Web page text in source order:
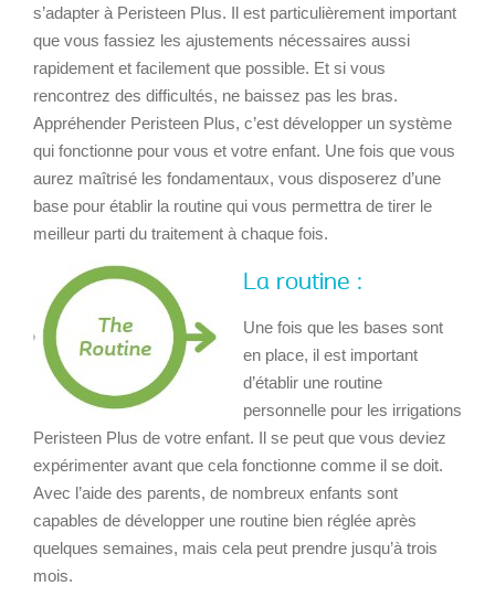
s’adapter à Peristeen Plus. Il est particulièrement important
que vous fassiez les ajustements nécessaires aussi
rapidement et facilement que possible. Et si vous
rencontrez des difficultés, ne baissez pas les bras.
Appréhender Peristeen Plus, c’est développer un système
qui fonctionne pour vous et votre enfant. Une fois que vous
aurez maîtrisé les fondamentaux, vous disposerez d’une
base pour établir la routine qui vous permettra de tirer le
meilleur parti du traitement à chaque fois.
La routine :
Une fois que les bases sont
en place, il est important
d’établir une routine
personnelle pour les irrigations
Peristeen Plus de votre enfant. Il se peut que vous deviez
expérimenter avant que cela fonctionne comme il se doit.
Avec l’aide des parents, de nombreux enfants sont
capables de développer une routine bien réglée après
quelques semaines, mais cela peut prendre jusqu’à trois
mois.